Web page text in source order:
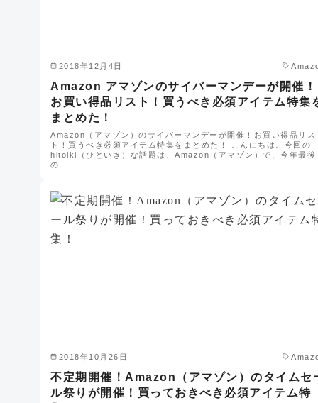
2018年12月4日
Amazon アマゾンのサイバーマンデーが開催！
お買い得品リスト！買うべき必須アイテム特集
まとめた！
Amazon（アマゾン）のサイバーマンデーが開催！お買い得品リス
ト！買うべき必須アイテム特集をまとめた！ こんにちは。今回の
hitoiki（ひといき）な話題は、Amazon（アマゾン）で、今年最後
の…
2018年10月26日
不定期開催！Amazon（アマゾン）のタイムセ
ル祭りが開催！買っておきべき必須アイテム特